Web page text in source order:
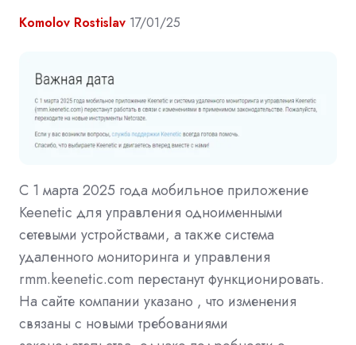
Komolov Rostislav 17/01/25
С 1 марта 2025 года мобильное приложение
Keenetic для управления одноименными
сетевыми устройствами, а также система
удаленного мониторинга и управления
rmm.keenetic.com перестанут функционировать.
На сайте компании указано , что изменения
связаны с новыми требованиями